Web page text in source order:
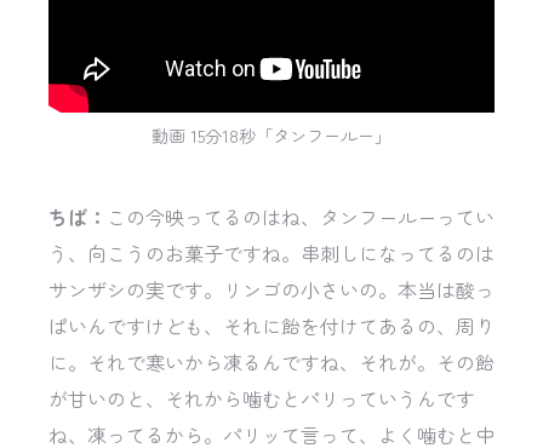
動画 15分18秒「タンフールー」
ちば： この今映ってるのはね、タンフールーってい
う、向こうのお菓子ですね。串刺しになってるのは
サンザシの実です。リンゴの小さいの。本当は酸っ
ぱいんですけども、それに飴を付けてあるの、周り
に。それで寒いから凍るんですね、それが。その飴
が甘いのと、それから噛むとパリっていうんです
ね、凍ってるから。パリッて言って、よく噛むと中